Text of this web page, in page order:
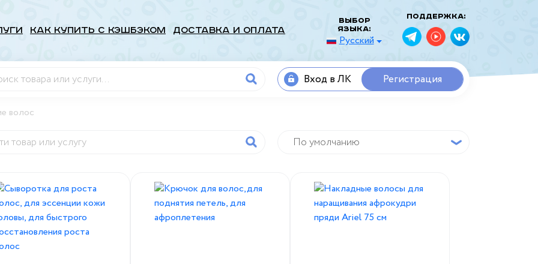
Как купить с кэшбэком Доставка и оплата
Выбор
языка:
Русский
Поддержка:
Вход в ЛК Регистрация
волос